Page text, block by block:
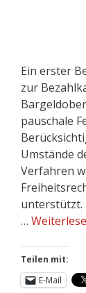
Ein erster
zur
pauschale
Umstände
Verfahren
unterstützt.
…
Teilen mit:
E-Mail